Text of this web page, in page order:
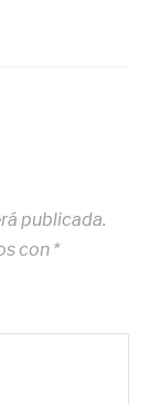
publicada.
con *